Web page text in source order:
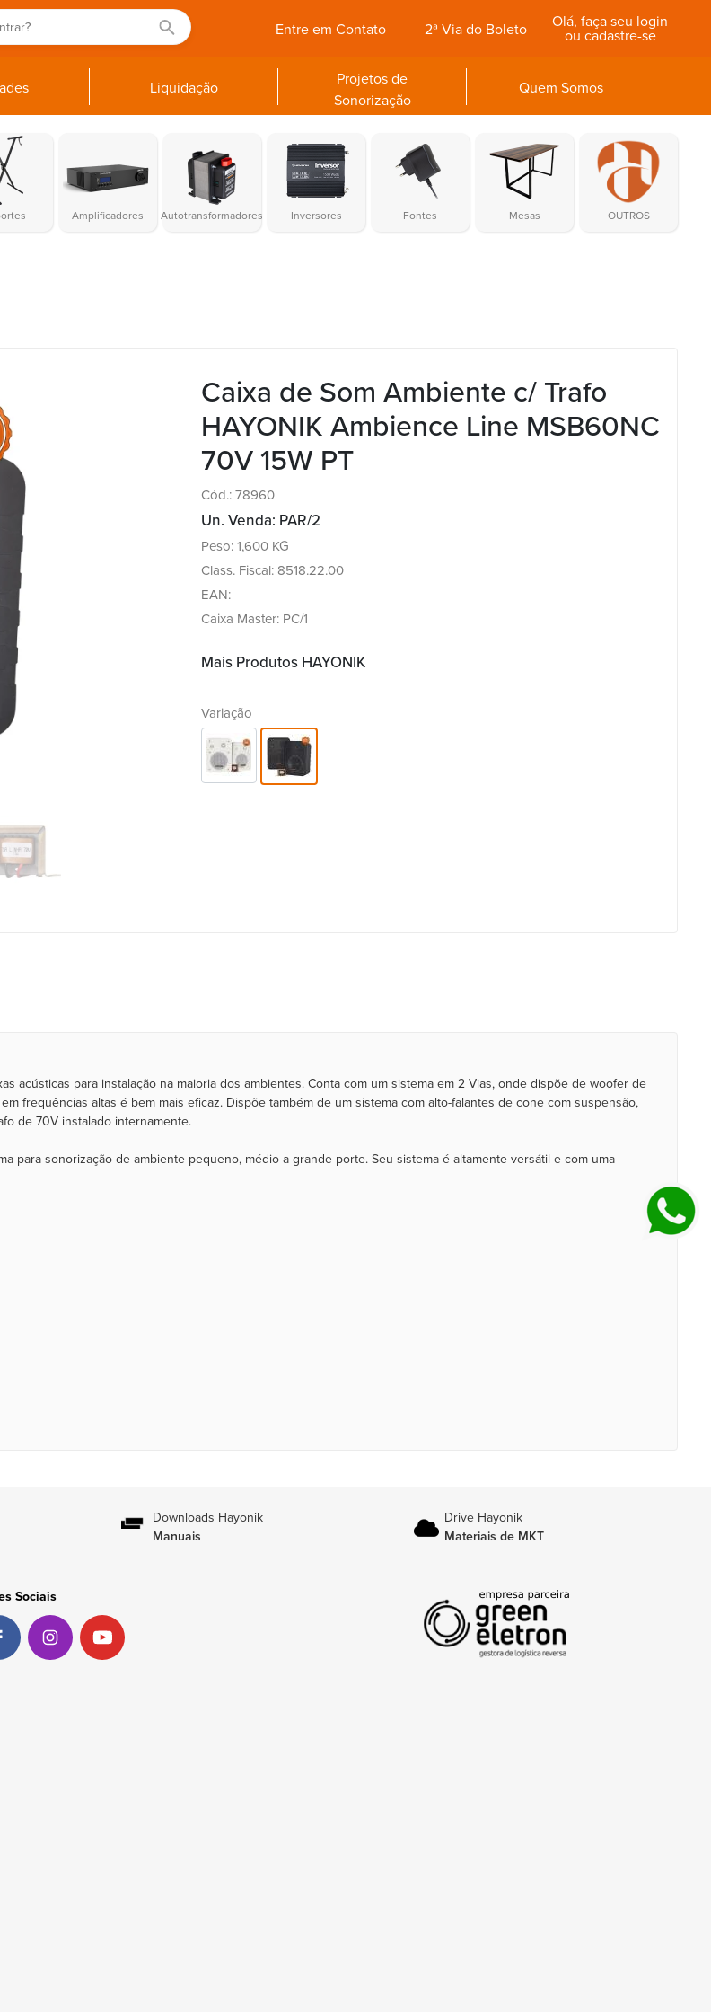
Olá, faça seu login
ou cadastre-se
2ª Via do Boleto
Entre em Contato
Liquidação
Projetos de
Sonorização
Quem Somos
Amplificadores Autotransformadores Inversores Fontes Mesas OUTROS
Caixa de Som Ambiente c/ Trafo
HAYONIK Ambience Line MSB60NC
70V 15W PT
Cód.: 78960
Un. Venda: PAR/2
Peso: 1,600 KG
Class. Fiscal: 8518.22.00
EAN:
Caixa Master: PC/1
Mais Produtos HAYONIK
Variação
acústicas para instalação na maioria dos ambientes. Conta com um sistema em 2 Vias, onde dispõe de woofer de
frequências altas é bem mais eficaz. Dispõe também de um sistema com alto-falantes de cone com suspensão,
de 70V instalado internamente.
para sonorização de ambiente pequeno, médio a grande porte. Seu sistema é altamente versátil e com uma
Downloads Hayonik
Manuais
Drive Hayonik
Materiais de MKT
Sociais